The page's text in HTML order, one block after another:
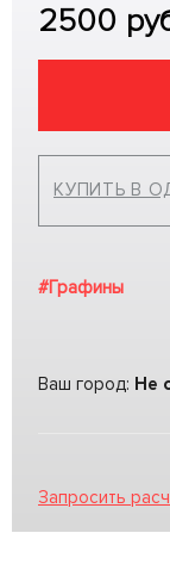
2500
КУПИТЬ В
#Графины
Ваш город: Не
Запросить